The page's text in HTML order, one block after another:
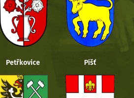
Petřkovice Píšť